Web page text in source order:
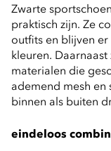
Zwarte
praktisch zijn. Ze
outfits en blijven
kleuren.
materialen die
ademend mesh en
binnen als buiten
eindeloos